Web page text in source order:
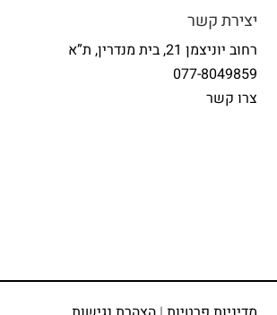
יצירת קשר
רחוב יוניצמן 21, בית מנדרין, ת”א
077-8049859
צרו קשר